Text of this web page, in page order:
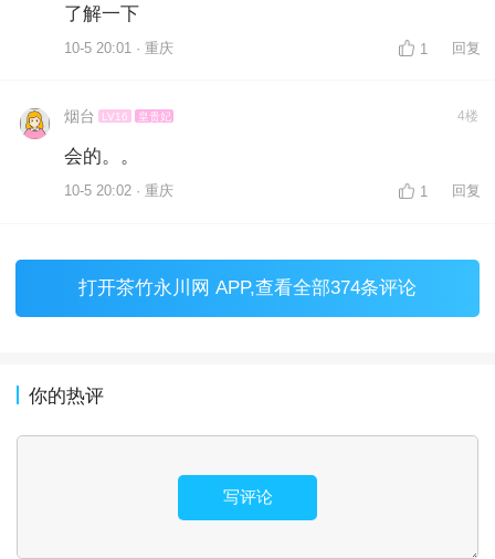
了解一下
10-5 20:01 · 重庆 1 回复
烟台 LV16 皇贵妃 4楼
会的。。
10-5 20:02 · 重庆 1 回复
打开茶竹永川网 APP,查看全部374条评论
你的热评
写评论